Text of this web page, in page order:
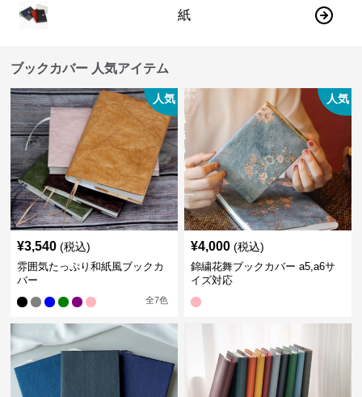
紙
ブックカバー 人気アイテム
人気
¥3,540 (税込)
雰囲気たっぷり和紙風ブックカ
バー
全7色
人気
¥4,000 (税込)
錦繍花舞ブックカバー a5,a6サ
イズ対応